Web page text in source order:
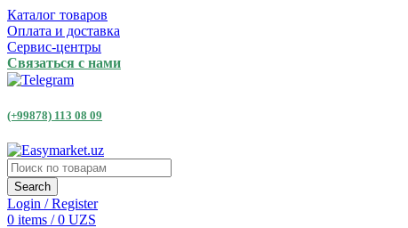
Каталог товаров
Оплата и доставка
Сервис-центры
Связаться с нами
(+99878) 113 08 09
Search
Login / Register
0 items / 0 UZS